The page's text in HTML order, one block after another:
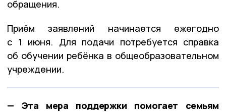
обращения.
Приём заявлений начинается ежегодно
с 1 июня. Для подачи потребуется справка
об обучении ребёнка в общеобразовательном
учреждении.
— Эта мера поддержки помогает семьям